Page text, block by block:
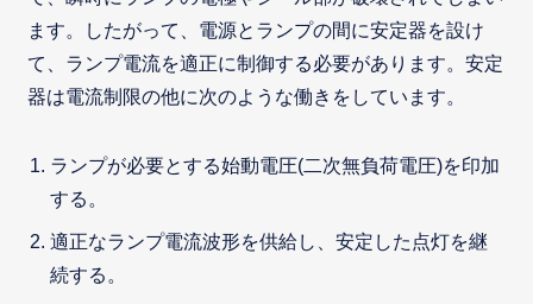
ます。したがって、電源とランプの間に安定器を設け
て、ランプ電流を適正に制御する必要があります。安定
器は電流制限の他に次のような働きをしています。
ランプが必要とする始動電圧(二次無負荷電圧)を印加
する。
適正なランプ電流波形を供給し、安定した点灯を継
続する。